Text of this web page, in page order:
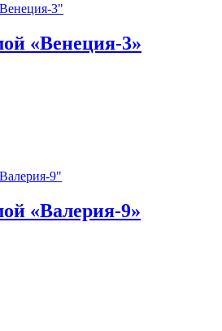
«Венеция-3»
«Валерия-9»